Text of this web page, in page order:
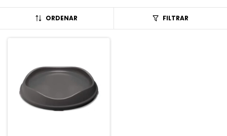
ORDENAR FILTRAR